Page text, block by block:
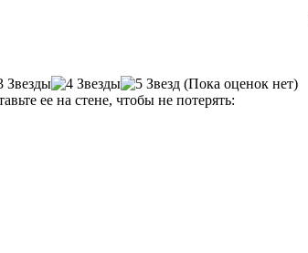
(Пока оценок нет)
ее на стене, чтобы не потерять: